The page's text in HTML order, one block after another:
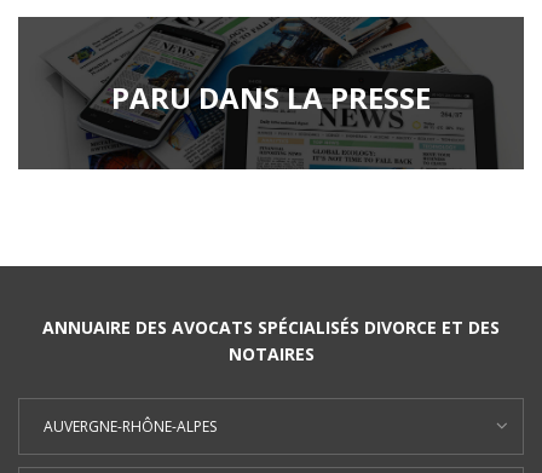
PARU DANS LA PRESSE
ANNUAIRE DES AVOCATS SPÉCIALISÉS DIVORCE ET DES
NOTAIRES
AUVERGNE-RHÔNE-ALPES